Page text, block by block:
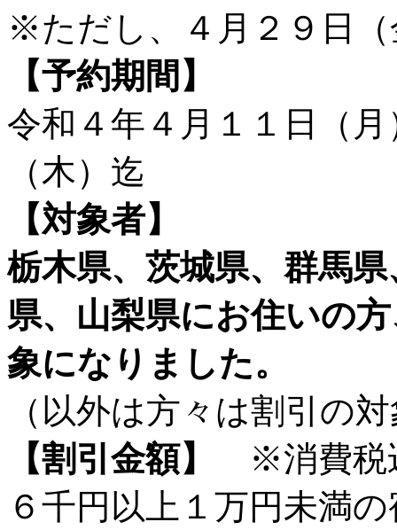
※ただし、４月２９日
【予約期間】
令和４年４月１１日（
（木）迄
【対象者】
栃木県、茨城県、群馬
県、山梨県にお住いの
象になりました。
（以外は方々は割引の
【割引金額】
※消費税
６千円以上１万円未満